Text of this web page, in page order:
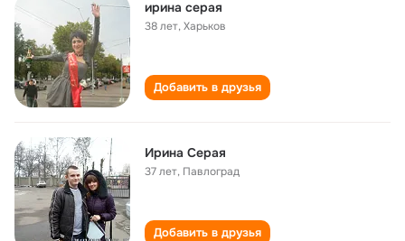
ирина серая
38 лет,Харьков
Добавить в друзья
Ирина Серая
37 лет, Павлоград
Добавить в друзья